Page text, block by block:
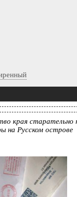
края старательно
на Русском острове